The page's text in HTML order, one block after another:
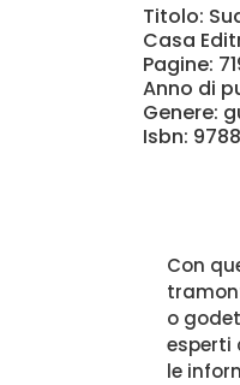
Titolo:
Casa
Pagine:
Anno di
Genere:
Isbn:
Con
o
esperti
le